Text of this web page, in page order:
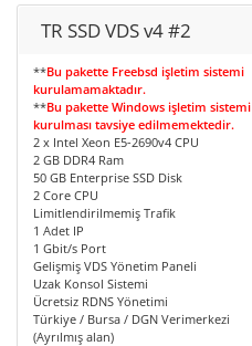
TR SSD VDS v4 #2
**Bu pakette Freebsd işletim sistemi
kurulamamaktadır.
**Bu pakette Windows işletim sistemi
kurulması tavsiye edilmemektedir.
2 x Intel Xeon E5-2690v4 CPU
2 GB DDR4 Ram
50 GB Enterprise SSD Disk
2 Core CPU
Limitlendirilmemiş Trafik
1 Adet IP
1 Gbit/s Port
Gelişmiş VDS Yönetim Paneli
Uzak Konsol Sistemi
Ücretsiz RDNS Yönetimi
Türkiye / Bursa / DGN Verimerkezi
(Ayrılmış alan)